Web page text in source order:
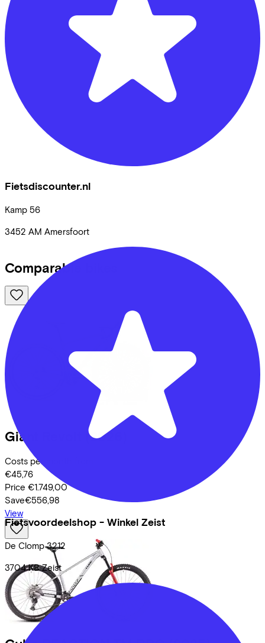
Fietsdiscounter.nl
Kamp 56
3452 AM Amersfoort
Fietsvoordeelshop - Winkel Zeist
De Clomp 3212
3704 KB Zeist
Comparable bikes
Giant (2026)
Costs per month from
€45,76
Price €1.749,00
Save€556,98
View